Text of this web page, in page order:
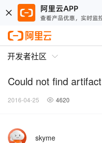
开发者社区
Could not find
2016-04-25 4620
skyme